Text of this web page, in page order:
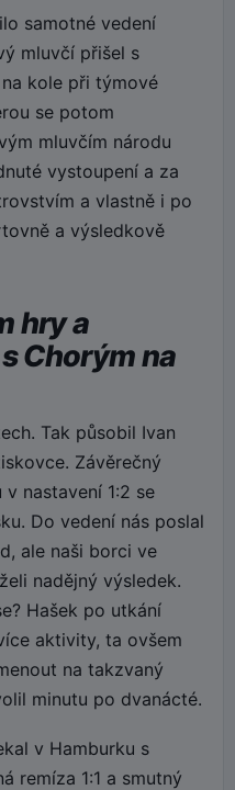
samotné vedení
mluvčí přišel s
kole při týmové
se potom
mluvčím národu
vystoupení a za
a vlastně i po
a výsledkově
hry a
Chorým na
Tak působil Ivan
Závěrečný
nastavení 1:2 se
Do vedení nás poslal
ale naši borci ve
nadějný výsledek.
Hašek po utkání
aktivity, ta ovšem
na takzvaný
minutu po dvanácté.
v Hamburku s
remíza 1:1 a smutný